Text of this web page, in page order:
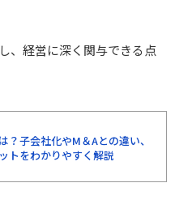
、経営に深く関与できる点
？子会社化やM＆Aとの違い、
トをわかりやすく解説